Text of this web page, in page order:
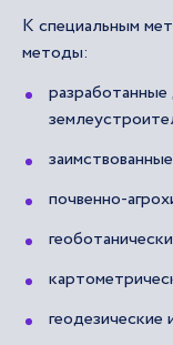
К специальным
методы:
почвенно-
геодезические